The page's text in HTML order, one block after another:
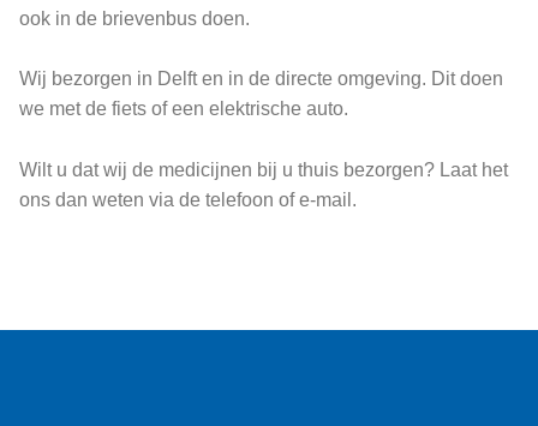
ook in de brievenbus doen.
Wij bezorgen in Delft en in de directe omgeving. Dit doen
we met de fiets of een elektrische auto.
Wilt u dat wij de medicijnen bij u thuis bezorgen? Laat het
ons dan weten via de telefoon of e-mail.